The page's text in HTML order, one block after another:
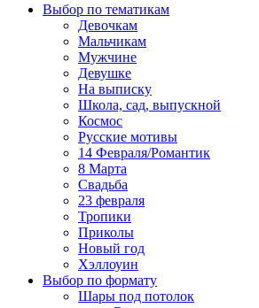
Выбор по тематикам
Девочкам
Мальчикам
Мужчине
Девушке
На выписку
Школа, сад, выпускной
Космос
Русские мотивы
14 Февраля/Романтик
8 Марта
Свадьба
23 февраля
Тропики
Приколы
Новый год
Хэллоуин
Выбор по формату
Шары под потолок